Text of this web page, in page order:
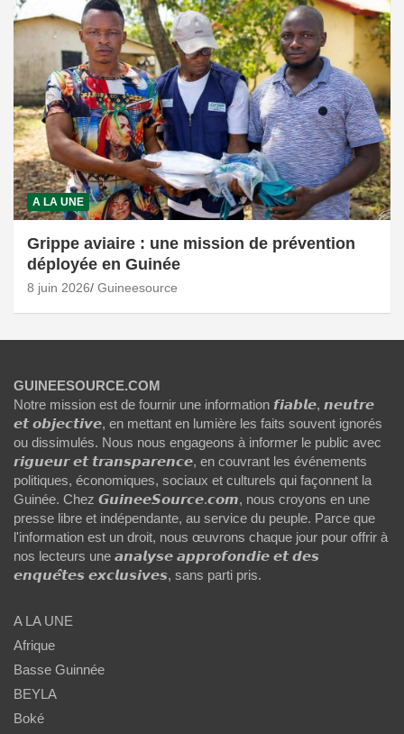
A LA UNE
Grippe aviaire : une mission de prévention
déployée en Guinée
8 juin 2026 Guineesource
GUINEESOURCE.COM
Notre mission est de fournir une information 𝙛𝙞𝙖𝙗𝙡𝙚, 𝙣𝙚𝙪𝙩𝙧𝙚
𝙚𝙩 𝙤𝙗𝙟𝙚𝙘𝙩𝙞𝙫𝙚, en mettant en lumière les faits souvent ignorés
ou dissimulés. Nous nous engageons à informer le public avec
𝙧𝙞𝙜𝙪𝙚𝙪𝙧 𝙚𝙩 𝙩𝙧𝙖𝙣𝙨𝙥𝙖𝙧𝙚𝙣𝙘𝙚, en couvrant les événements
politiques, économiques, sociaux et culturels qui façonnent la
Guinée. Chez 𝙂𝙪𝙞𝙣𝙚𝙚𝙎𝙤𝙪𝙧𝙘𝙚.𝙘𝙤𝙢, nous croyons en une
presse libre et indépendante, au service du peuple. Parce que
l'information est un droit, nous œuvrons chaque jour pour offrir à
nos lecteurs une 𝙖𝙣𝙖𝙡𝙮𝙨𝙚 𝙖𝙥𝙥𝙧𝙤𝙛𝙤𝙣𝙙𝙞𝙚 𝙚𝙩 𝙙𝙚𝙨
𝙚𝙣𝙦𝙪𝙚̂𝙩𝙚𝙨 𝙚𝙭𝙘𝙡𝙪𝙨𝙞𝙫𝙚𝙨, sans parti pris.
A LA UNE
Afrique
Basse Guinnée
BEYLA
Boké